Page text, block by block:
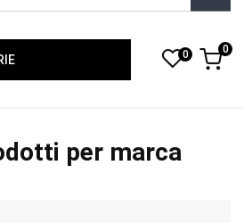
0 0
per marca